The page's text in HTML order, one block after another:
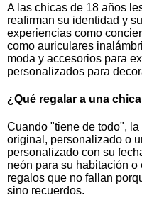
A las chicas de 18 años
reafirman su identidad y
experiencias como
como auriculares
moda y accesorios para
personalizados para
¿Qué regalar a una
Cuando "tiene de todo",
original, personalizado o
personalizado con su
neón para su habitación
regalos que no fallan
sino recuerdos.